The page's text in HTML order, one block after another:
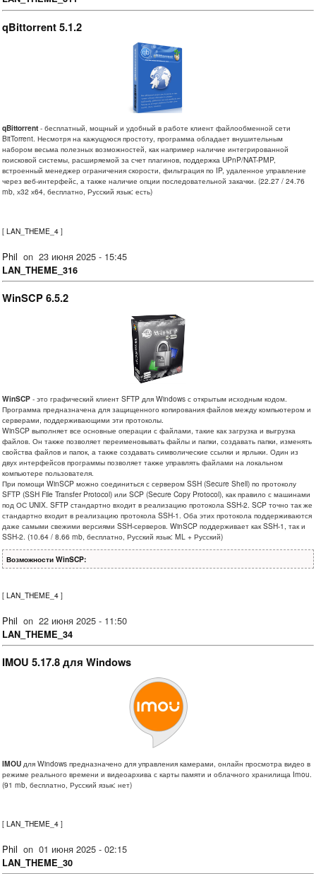
qBittorrent 5.1.2
qBittorrent - бесплатный, мощный и удобный в работе клиент файлообменной сети
BitTorrent. Несмотря на кажущуюся простоту, программа обладает внушительным
набором весьма полезных возможностей, как например наличие интегрированной
поисковой системы, расширяемой за счет плагинов, поддержка UPnP/NAT-PMP,
встроенный менеджер ограничения скорости, фильтрация по IP, удаленное управление
через веб-интерфейс, а также наличие опции последовательной закачки. (22.27 / 24.76
mb, х32 х64, бесплатно, Русский язык: есть)
[ LAN_THEME_4 ]
Phil on 23 июня 2025 - 15:45
LAN_THEME_316
WinSCP 6.5.2
WinSCP - это графический клиент SFTP для Windows с открытым исходным кодом.
Программа предназначена для защищенного копирования файлов между компьютером и
серверами, поддерживающими эти протоколы.
WinSCP выполняет все основные операции с файлами, такие как загрузка и выгрузка
файлов. Он также позволяет переименовывать файлы и папки, создавать папки, изменять
свойства файлов и папок, а также создавать символические ссылки и ярлыки. Один из
двух интерфейсов программы позволяет также управлять файлами на локальном
компьютере пользователя.
При помощи WinSCP можно соединиться с сервером SSH (Secure Shell) по протоколу
SFTP (SSH File Transfer Protocol) или SCP (Secure Copy Protocol), как правило с машинами
под ОС UNIX. SFTP стандартно входит в реализацию протокола SSH-2. SCP точно так же
стандартно входит в реализацию протокола SSH-1. Оба этих протокола поддерживаются
даже самыми свежими версиями SSH-серверов. WinSCP поддерживает как SSH-1, так и
SSH-2. (10.64 / 8.66 mb, бесплатно, Русский язык: ML + Русский)
Возможности WinSCP:
[ LAN_THEME_4 ]
Phil on 22 июня 2025 - 11:50
LAN_THEME_34
IMOU 5.17.8 для Windows
IMOU для Windows предназначено для управления камерами, онлайн просмотра видео в
режиме реального времени и видеоархива с карты памяти и облачного хранилища Imou.
(91 mb, бесплатно, Русский язык: нет)
[ LAN_THEME_4 ]
Phil on 01 июня 2025 - 02:15
LAN_THEME_30